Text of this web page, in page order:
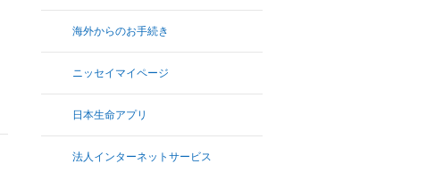
海外からのお手続き
ニッセイマイページ
日本生命アプリ
法人インターネットサービス